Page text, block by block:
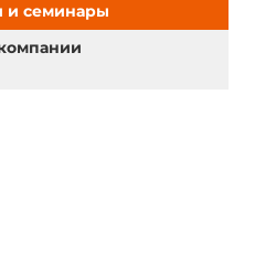
и семинары